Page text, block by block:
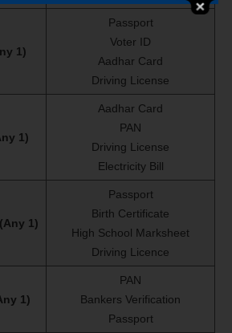
1)
Passport
Voter ID
Aadhar Card
Driving License
1)
Aadhar Card
PAN
Driving License
Electricity Bill
1)
Passport
Birth Certificate
High School Marksheet
Driving Licence
1)
PAN
Bankers Verification
Passport